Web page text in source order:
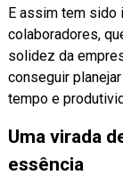
E assim tem sido
colaboradores,
solidez da
conseguir
tempo e
Uma virada
essência